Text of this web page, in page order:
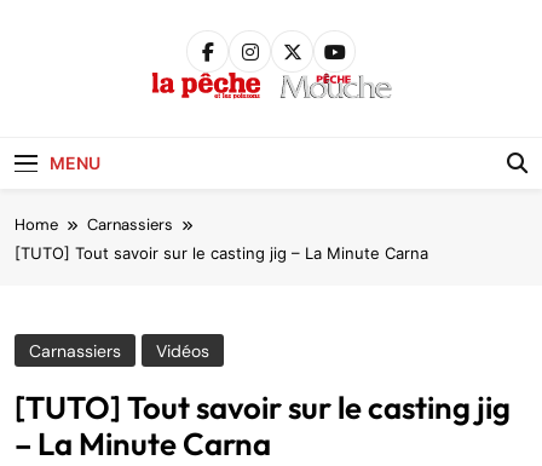
MENU
Home Carnassiers
[TUTO] Tout savoir sur le casting jig – La Minute Carna
Carnassiers Vidéos
[TUTO] Tout savoir sur le casting jig
– La Minute Carna